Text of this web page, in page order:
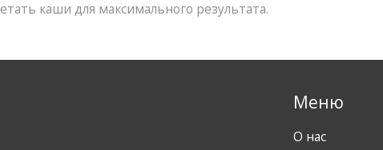
каши для максимального результата.
Меню
О нас